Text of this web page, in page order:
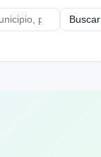
Buscar